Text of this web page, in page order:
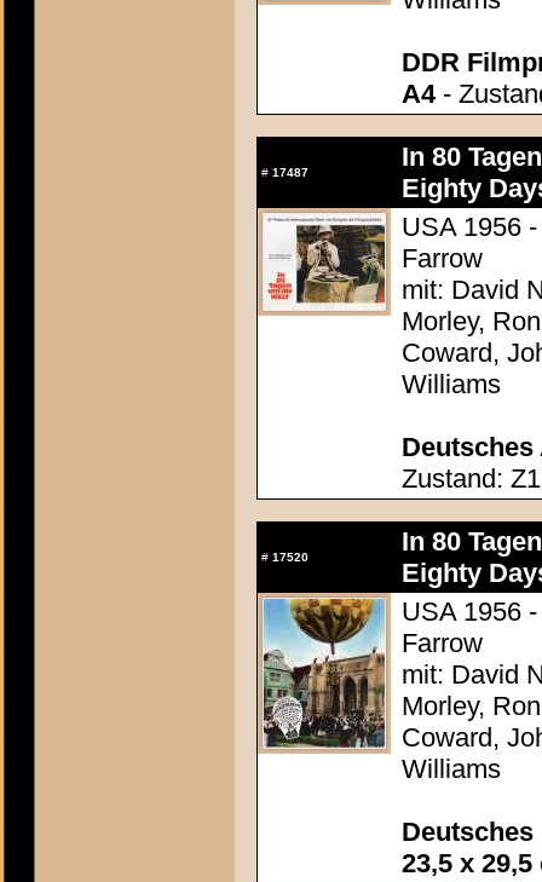
DDR
A4-
# 17487
In 80
Eighty
USA 1956
Farrow
mit: David
Morley,
Coward,
Williams
Deutsches
Zustand: Z1
# 17520
In 80
Eighty
USA 1956
Farrow
mit: David
Morley,
Coward,
Williams
23,5 x 29,5